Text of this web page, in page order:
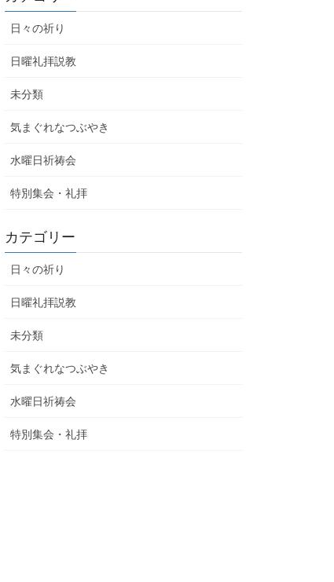
日々の祈り
日曜礼拝説教
未分類
気まぐれなつぶやき
水曜日祈祷会
特別集会・礼拝
カテゴリー
日々の祈り
日曜礼拝説教
未分類
気まぐれなつぶやき
水曜日祈祷会
特別集会・礼拝